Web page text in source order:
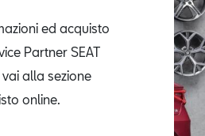
ed acquisto
Partner SEAT
alla sezione
online.